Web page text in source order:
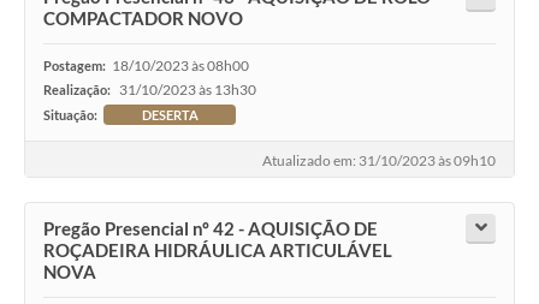
COMPACTADOR NOVO
Postagem: 18/10/2023 às 08h00
Realização: 31/10/2023 às 13h30
Situação: DESERTA
Atualizado em: 31/10/2023 às 09h10
Pregão Presencial nº 42 - AQUISIÇÃO DE
ROÇADEIRA HIDRÁULICA ARTICULÁVEL
NOVA